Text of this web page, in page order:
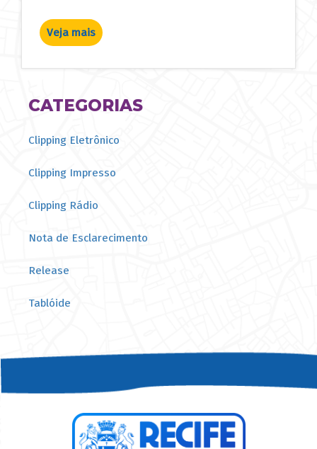
Veja mais sobre
CATEGORIAS
Clipping Eletrônico
Clipping Impresso
Clipping Rádio
Nota de Esclarecimento
Release
Tablóide